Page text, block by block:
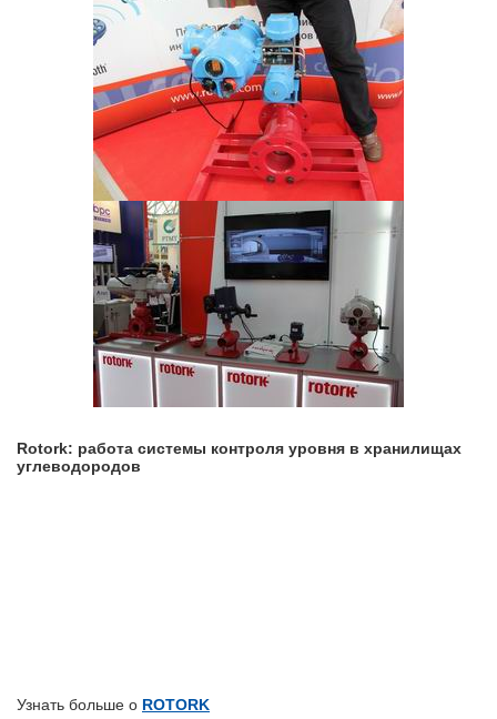
Rotork: работа системы контроля уровня в хранилищах
углеводородов
Узнать больше о ROTORK